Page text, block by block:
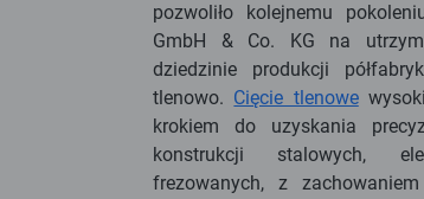
pozwoliło kolejnemu
GmbH & Co. KG na
dziedzinie produkcji
tlenowo. Cięcie tlenowe
krokiem do uzyskania
konstrukcji stalowych,
frezowanych, z